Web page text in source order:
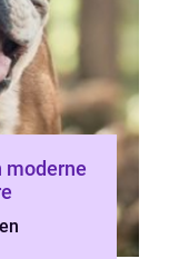
moderne